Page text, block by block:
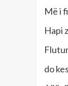
Më i
Hapi
do